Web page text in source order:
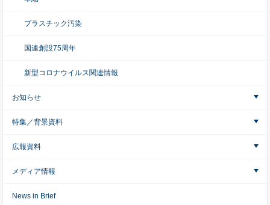
プラスチック汚染
国連創設75周年
新型コロナウイルス関連情報
お知らせ
特集／背景資料
広報資料
メディア情報
News in Brief